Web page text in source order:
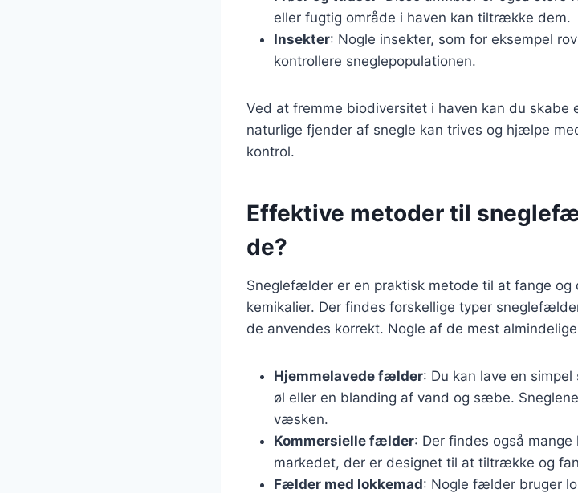
eller fugtig område i haven kan tiltrække dem.
Insekter: Nogle insekter, som for eksempel
kontrollere sneglepopulationen.
Ved at fremme biodiversitet i haven kan du skabe
naturlige fjender af snegle kan trives og hjælpe
kontrol.
Effektive metoder til
de?
Sneglefælder er en praktisk metode til at fange
kemikalier. Der findes forskellige typer
de anvendes korrekt. Nogle af de mest
Hjemmelavede fælder: Du kan lave en
øl eller en blanding af vand og sæbe.
væsken.
Kommersielle fælder: Der findes også
markedet, der er designet til at tiltrække og
Fælder med lokkemad: Nogle fælder bruger